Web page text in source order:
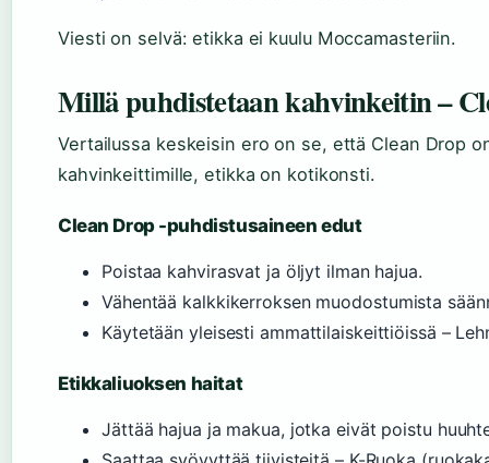
Viesti on selvä: etikka ei kuulu Moccamasteriin.
Millä puhdistetaan kahvinkeitin –
Vertailussa keskeisin ero on se, että Clean Drop
kahvinkeittimille, etikka on kotikonsti.
Clean Drop -puhdistusaineen edut
Poistaa kahvirasvat ja öljyt ilman hajua.
Vähentää kalkkikerroksen muodostumista
Käytetään yleisesti ammattilaiskeittiöissä –
Etikkaliuoksen haitat
Jättää hajua ja makua, jotka eivät poistu